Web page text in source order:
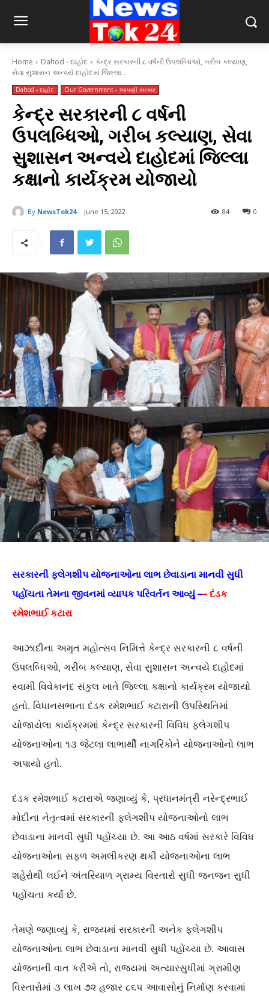
Home Dahod - દાહોદ
કેન્દ્ર સરકારની ૮ વર્ષની ઉપલબ્ધિઓ, ગરીબ કલ્યાણ,
સેવા સુશાસન અન્વયે દાહોદમાં જિલ્લા...
Dahod - દાહોદ Our Government - આપણી સરકાર
કેન્દ્ર સરકારની ૮ વર્ષની
ઉપલબ્ધિઓ, ગરીબ કલ્યાણ, સેવા
સુશાસન અન્વયે દાહોદમાં જિલ્લા
કક્ષાનો કાર્યક્રમ યોજાયો
By NewsTok24 June 15, 2022 0
84
સરકારની ફ્લેગશીપ યોજનાઓના લાભ છેવાડાના માનવી સુધી
પહોંચતા તેમના જીવનમાં વ્યાપક પરિવર્તન આવ્યું –– દંડક
રમેશભાઈ કટારા
આઝાદીના અમૃત મહોત્સવ નિમિત્તે કેન્દ્ર સરકારની ૮ વર્ષની
ઉપલબ્ધિઓ, ગરીબ કલ્યાણ, સેવા સુશાસન અન્વયે દાહોદમાં
સ્વામી વિવેકાનંદ સંકુલ ખાતે જિલ્લા કક્ષાનો કાર્યક્રમ યોજાયો
હતો. વિધાનસભાના દંડક રમેશભાઈ કટારાની ઉપસ્થિતિમાં
યોજાયેલા કાર્યક્રમમાં કેન્દ્ર સરકારની વિવિધ ફ્લેગશીપ
યોજનાઓના ૧૩ જેટલા લાભાર્થી નાગરિકોને યોજનાઓનો લાભ
અપાયો હતો.
દંડક રમેશભાઈ કટારાએ જણાવ્યું કે, પ્રધાનમંત્રી નરેન્દ્રભાઈ
મોદીના નેતૃત્વમાં સરકારની ફ્લેગશીપ યોજનાઓનો લાભ
છેવાડાના માનવી સુધી પહોંચ્યા છે. આ આઠ વર્ષમાં સરકારે વિવિધ
યોજનાઓના સફળ અમલીકરણ થકી યોજનાઓના લાભ
શહેરોથી લઈને અંતરિયાળ ગ્રામ્ય વિસ્તારો સુધી જનજન સુધી
પહોંચતા કર્યા છે.
તેમણે જણાવ્યું કે, રાજ્યમાં સરકારની અનેક ફ્લેગશીપ
યોજનાઓના લાભ છેવાડાના માનવી સુધી પહોંચ્યા છે. આવાસ
યોજનાની વાત કરીએ તો, રાજ્યમાં અત્યારસુધીમાં ગ્રામીણ
વિસ્તારોમાં ૩ લાખ ૭૨ હજાર ૮૬૫ આવાસોનું નિર્માણ કરવામાં